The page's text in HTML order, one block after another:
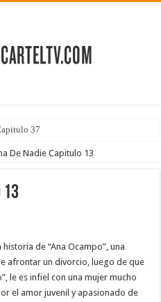
37
De Nadie Capitulo 13
13
de “Ana Ocampo”, una
afrontar un divorcio, luego de que
le es infiel con una mujer mucho
el amor juvenil y apasionado de